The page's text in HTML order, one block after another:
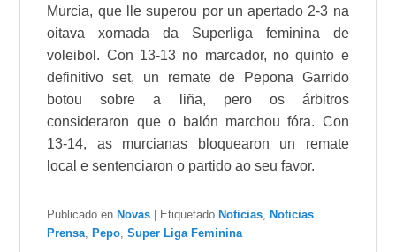
Murcia, que lle superou por un apertado 2-3 na
oitava xornada da Superliga feminina de
voleibol. Con 13-13 no marcador, no quinto e
definitivo set, un remate de
Pepona Garrido
botou sobre a liña, pero os árbitros
consideraron que o balón marchou fóra. Con
13-14, as murcianas bloquearon un remate
local e sentenciaron o partido ao seu favor.
Publicado en Novas Etiquetado Noticias, Noticias
Prensa, Pepo,Super Liga Feminina